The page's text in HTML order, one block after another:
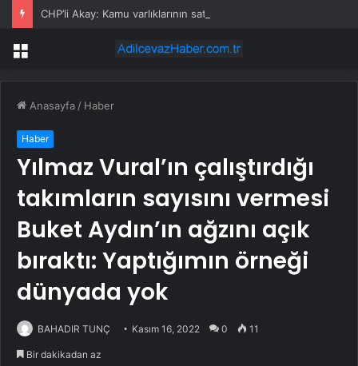
Menü
Anasayfa / Haber
Haber
Yılmaz Vural’ın çalıştırdığı
takımların sayısını vermesi
Buket Aydın’ın ağzını açık
bıraktı: Yaptığımın örneği
dünyada yok
BAHADIR TUNÇ Kasım 16, 2022 0 11
Bir dakikadan az